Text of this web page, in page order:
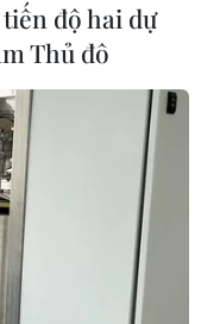
độ hai dự
Thủ đô